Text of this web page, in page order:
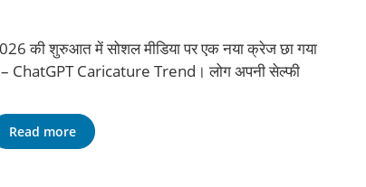
की शुरुआत में सोशल मीडिया पर एक नया क्रेज छा गया
ChatGPT Caricature Trend। लोग अपनी सेल्फी
Read more